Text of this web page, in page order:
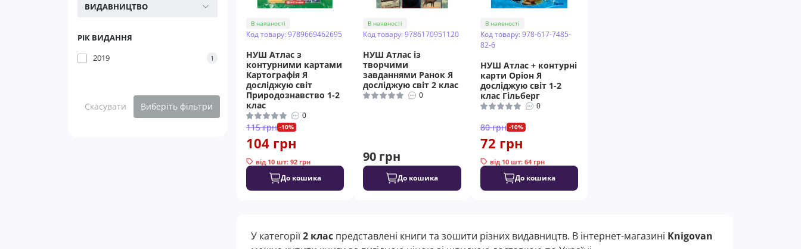
ВИДАВНИЦТВО
РІК ВИДАННЯ
2019
1
Скасувати Виберіть фільтри
В наявності
Код товару: 9789669462695
НУШ Атлас з
контурними картами
Картографія Я
досліджую світ
Природознавство 1-2
клас
0
115 грн -10%
104 грн
від 10 шт: 92 грн
До кошика
В наявності
Код товару: 9786170951120
НУШ Атлас із
творчими
завданнями Ранок Я
досліджую світ 2 клас
0
90 грн
До кошика
В наявності
Код товару: 978-617-7485-
82-6
НУШ Атлас + контурні
карти Оріон Я
досліджую світ 1-2
клас Гільберг
0
80 грн -10%
72 грн
від 10 шт: 64 грн
До кошика
У категорії2 клас представлені книги та зошити різних видавництв. В інтернет-магазині Knigovan